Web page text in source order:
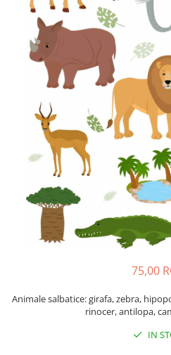
Sticker Harta Lumii
Stickere Cu Model Repetitiv
Stickere Perete Pentru Camera De
Stickere Pentru Bucatarie
Stickere pentru Usi
Stickere pentru Scari
Stickere pentru Podea
Stickere Semnalistica
Stickere Panou Poze
75,00
Animale salbatice: girafa, zebra,
rinocer, antilopa,
IN